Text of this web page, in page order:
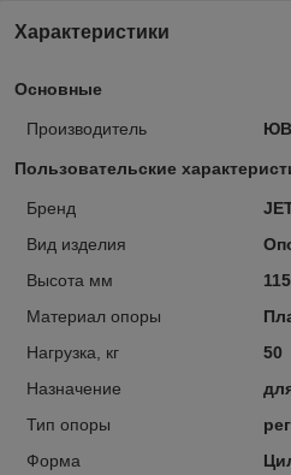
Характеристики
Основные
Производитель
Пользовательские
Бренд
Вид изделия
Высота мм
115
Материал опоры
Нагрузка, кг
50
Назначение
Тип опоры
Форма